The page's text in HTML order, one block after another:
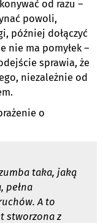
od razu –
powoli,
później dołączyć
nie ma pomyłek –
sprawia, że
niezależnie od
o
taka, jaką
pełna
A to
stworzona z